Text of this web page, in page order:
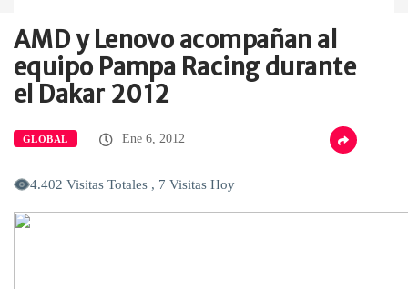
Home
Global AMD y Lenovo…
AMD y Lenovo acompañan al
equipo Pampa Racing durante
el Dakar 2012
GLOBAL Ene 6, 2012
4.402 Visitas Totales , 7 Visitas Hoy